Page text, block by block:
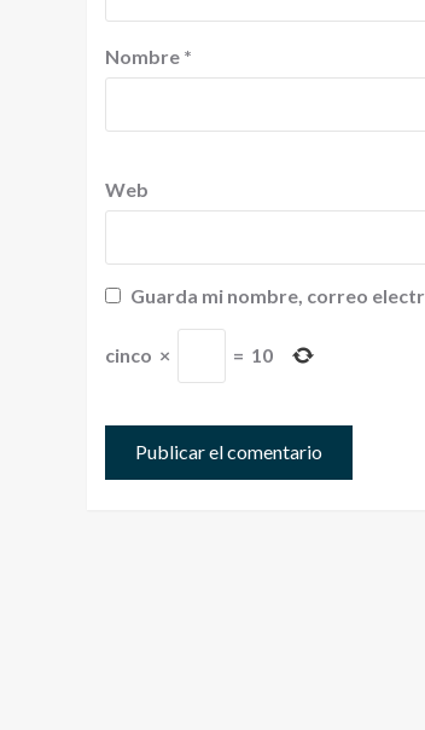
Nombre *
Web
Guarda mi nombre, correo
cinco × = 10